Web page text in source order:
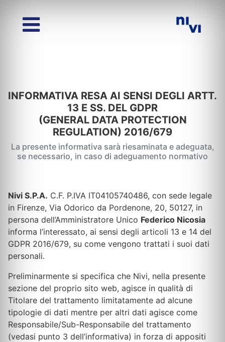
INFORMATIVA RESA AI SENSI DEGLI ARTT.
13 E SS. DEL GDPR
(GENERAL DATA PROTECTION
REGULATION) 2016/679
La presente informativa sarà riesaminata e adeguata,
se necessario, in caso di adeguamento normativo
Nivi S.P.A. C.F. P.IVA IT04105740486, con sede legale
in Firenze, Via Odorico da Pordenone, 20, 50127, in
persona dell’Amministratore Unico Federico Nicosia
informa l’interessato, ai sensi degli articoli 13 e 14 del
GDPR 2016/679, su come vengono trattati i suoi dati
personali.
Preliminarmente si specifica che Nivi, nella presente
sezione del proprio sito web, agisce in qualità di
Titolare del trattamento limitatamente ad alcune
tipologie di dati mentre per altri dati agisce come
Responsabile/Sub-Responsabile del trattamento
(vedasi punto 3 dell’informativa) in forza di appositi